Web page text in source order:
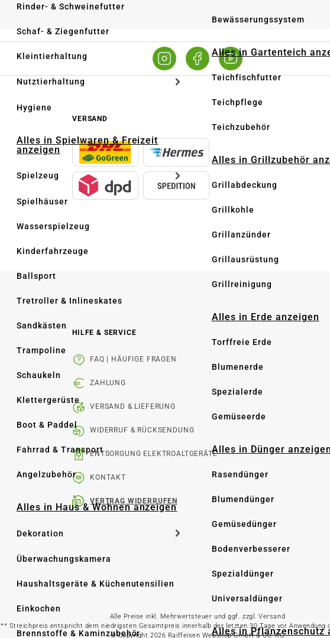
Rinder- & Schweinefutter
Schaf- & Ziegenfutter
Kleintierhaltung
Nutztierhaltung
Hygiene
Alles in Spielwaren & Freizeit
anzeigen
Spielzeug
Spielhäuser
Wasserspielzeug
Kinderfahrzeuge
Ballsport
Tretroller & Inlineskates
Sandkästen
Trampoline
Schaukeln
Klettergerüste
Boot & Paddel
Fahrrad & Transport
Angelzubehör
Alles in Haus & Wohnen anzeigen
Dekoration
Überwachungskamera
Haushaltsgeräte & Küchenutensilien
Einkochen
Brennstoffe & Kaminzubehör
Bewässerungssystem
Alles in Gartenteich
Teichfischfutter
Teichpflege
Teichzubehör
Alles in Grillzubehör
Grillabdeckung
Grillkohle
Grillanzünder
Grillausrüstung
Grillreinigung
Alles in Erde anzeigen
Torffreie Erde
Blumenerde
Spezialerde
Gemüseerde
Alles in Dünger anzeigen
Rasendünger
Blumendünger
Gemüsedünger
Bodenverbesserer
Spezialdünger
Universaldünger
Alles in Pflanzenschutz
VERSAND
HILFE & SERVICE
FAQ | HÄUFIGE FRAGEN
ZAHLUNG
VERSAND & LIEFERUNG
WIDERRUF & RÜCKSENDUNG
ENTSORGUNG ELEKTROALTGERÄTE
KONTAKT
VERTRAG WIDERRUFEN
Alle Preise inkl. Mehrwertsteuer und ggf. zzgl. Versand
** Streichpreis entspricht dem niedrigsten Gesamtpreis innerhalb der letzten 30 Tage vor Anwendung
© Copyright 2026 Raiffeisen Webshop GmbH & Co. KG